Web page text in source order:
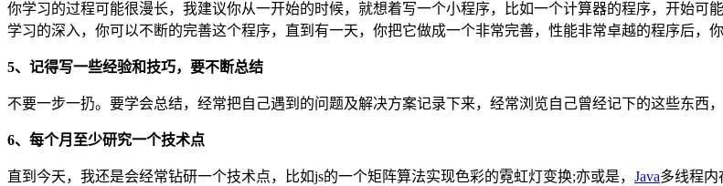
你学习的过程可能很漫长，我建议你从一开始的时候，就想着写一个小程序，比如一个计算器的程序，开始
学习的深入，你可以不断的完善这个程序，直到有一天，你把它做成一个非常完善，性能非常卓越的程序后，你
5、记得写一些经验和技巧，要不断总结
不要一步一扔。要学会总结，经常把自己遇到的问题及解决方案记录下来，经常浏览自己曾经记下的这些东西
6、每个月至少研究一个技术点
直到今天，我还是会经常钻研一个技术点，比如js的一个矩阵算法实现色彩的霓虹灯变换;亦或是， Java多线程内